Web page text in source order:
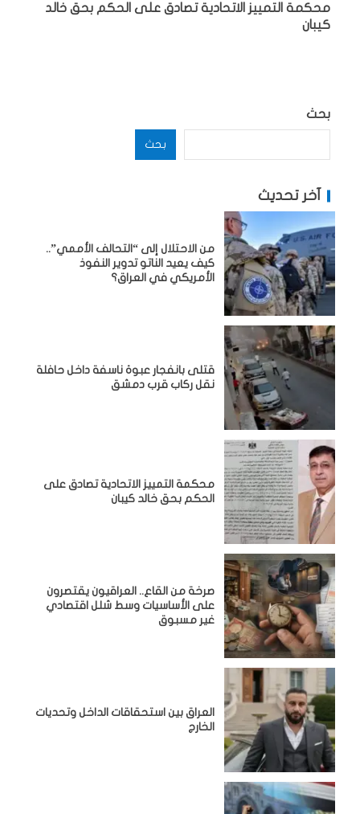
محكمة التمييز الاتحادية تصادق على الحكم بحق خالد
كيبان
بحث
بحث
آخر تحديث
من الاحتلال إلى “التحالف الأممي”..
كيف يعيد الناتو تدوير النفوذ
الأمريكي في العراق؟
قتلى بانفجار عبوة ناسفة داخل حافلة
نقل ركاب قرب دمشق
محكمة التمييز الاتحادية تصادق على
الحكم بحق خالد كيبان
صرخة من القاع.. العراقيون يقتصرون
على الأساسيات وسط شلل اقتصادي
غير مسبوق
‏العراق بين استحقاقات الداخل وتحديات
الخارج